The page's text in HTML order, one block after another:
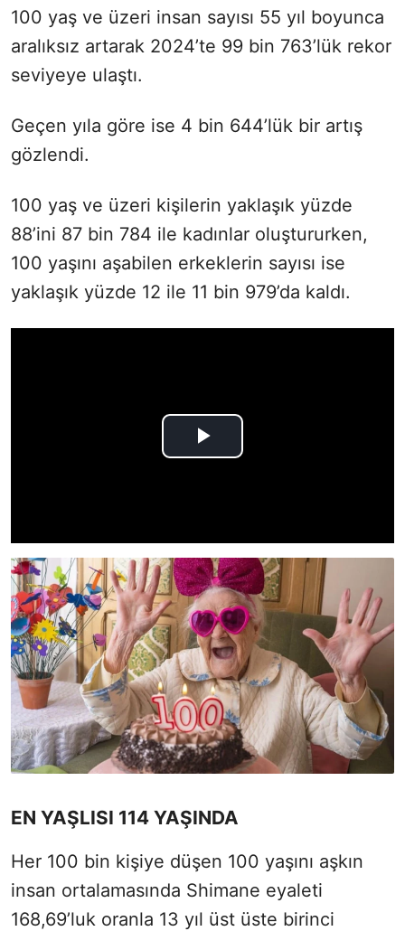
100 yaş ve üzeri insan sayısı 55 yıl boyunca
aralıksız artarak 2024’te 99 bin 763’lük rekor
seviyeye ulaştı.
Geçen yıla göre ise 4 bin 644’lük bir artış
gözlendi.
100 yaş ve üzeri kişilerin yaklaşık yüzde
88’ini 87 bin 784 ile kadınlar oluştururken,
100 yaşını aşabilen erkeklerin sayısı ise
yaklaşık yüzde 12 ile 11 bin 979’da kaldı.
EN YAŞLISI 114 YAŞINDA
Her 100 bin kişiye düşen 100 yaşını aşkın
insan ortalamasında Shimane eyaleti
168,69’luk oranla 13 yıl üst üste birinci